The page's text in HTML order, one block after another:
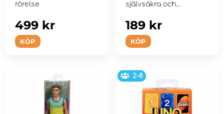
rörelse
KÖP
499 kr
självsäkra och
KÖP
189 kr
2-8